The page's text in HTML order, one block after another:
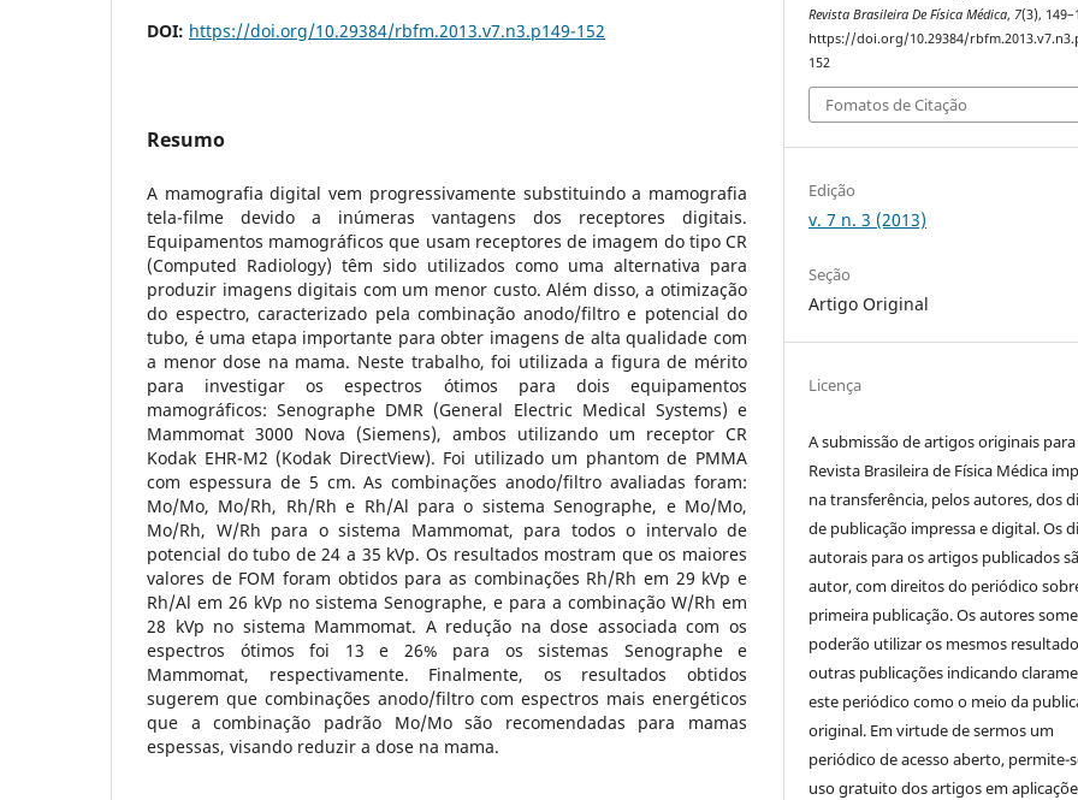
DOI: https://doi.org/10.29384/rbfm.2013.v7.n3.p149-152
Resumo
A mamografia digital vem progressivamente substituindo a mamografia
tela-filme devido a inúmeras vantagens dos receptores digitais.
Equipamentos mamográficos que usam receptores de imagem do tipo CR
(Computed Radiology) têm sido utilizados como uma alternativa para
produzir imagens digitais com um menor custo. Além disso, a otimização
do espectro, caracterizado pela combinação anodo/filtro e potencial do
tubo, é uma etapa importante para obter imagens de alta qualidade com
a menor dose na mama. Neste trabalho, foi utilizada a figura de mérito
para investigar os espectros ótimos para dois equipamentos
mamográficos: Senographe DMR (General Electric Medical Systems) e
Mammomat 3000 Nova (Siemens), ambos utilizando um receptor CR
Kodak EHR-M2 (Kodak DirectView). Foi utilizado um phantom de PMMA
com espessura de 5 cm. As combinações anodo/filtro avaliadas foram:
Mo/Mo, Mo/Rh, Rh/Rh e Rh/Al para o sistema Senographe, e Mo/Mo,
Mo/Rh, W/Rh para o sistema Mammomat, para todos o intervalo de
potencial do tubo de 24 a 35 kVp. Os resultados mostram que os maiores
valores de FOM foram obtidos para as combinações Rh/Rh em 29 kVp e
Rh/Al em 26 kVp no sistema Senographe, e para a combinação W/Rh em
28 kVp no sistema Mammomat. A redução na dose associada com os
espectros ótimos foi 13 e 26% para os sistemas Senographe e
Mammomat, respectivamente. Finalmente, os resultados obtidos
sugerem que combinações anodo/filtro com espectros mais energéticos
que a combinação padrão Mo/Mo são recomendadas para mamas
espessas, visando reduzir a dose na mama.
Revista Brasileira De Física Médica, 7(3),
https://doi.org/10.29384/
152
Fomatos de Citação
Edição
v. 7 n. 3 (2013)
Seção
Artigo Original
Licença
A submissão de artigos originais para
Revista Brasileira de Física Médica
na transferência, pelos autores, dos
de publicação impressa e digital. Os
autorais para os artigos publicados
autor, com direitos do periódico
primeira publicação. Os autores
poderão utilizar os mesmos
outras publicações indicando
este periódico como o meio da
original. Em virtude de sermos um
periódico de acesso aberto, permite-
uso gratuito dos artigos em